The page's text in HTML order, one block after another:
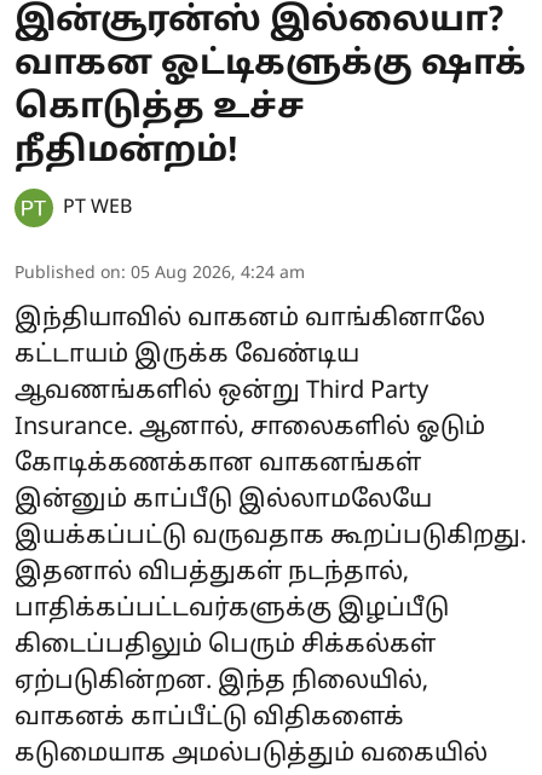
இன்சூரன்ஸ் இல்லையா?
வாகன ஓட்டிகளுக்கு ஷாக்
கொடுத்த உச்ச
நீதிமன்றம்!
PT WEB
Published on: 05 Aug 2026, 4:24 am
இந்தியாவில் வாகனம் வாங்கினாலே
கட்டாயம் இருக்க வேண்டிய
ஆவணங்களில் ஒன்று Third Party
Insurance. ஆனால், சாலைகளில் ஓடும்
கோடிக்கணக்கான வாகனங்கள்
இன்னும் காப்பீடு இல்லாமலேயே
இயக்கப்பட்டு வருவதாக கூறப்படுகிறது.
இதனால் விபத்துகள் நடந்தால்,
பாதிக்கப்பட்டவர்களுக்கு இழப்பீடு
கிடைப்பதிலும் பெரும் சிக்கல்கள்
ஏற்படுகின்றன. இந்த நிலையில்,
வாகனக் காப்பீட்டு விதிகளைக்
கடுமையாக அமல்படுத்தும் வகையில்